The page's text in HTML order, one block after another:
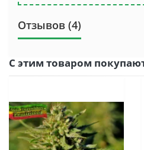
Отзывов (4)
С этим товаром